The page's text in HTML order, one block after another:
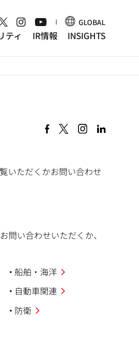
GLOBAL
ティ IR情報 INSIGHTS
いただくかお問い合わせ
い合わせいただくか、
船舶・海洋
自動車関連
防衛